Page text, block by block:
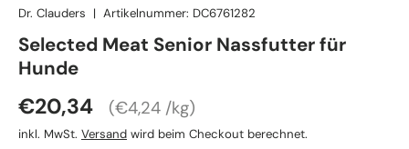
Dr. Clauders | Artikelnummer: DC6761282
Dr. Clauders
Selected Meat Senior Nassfutter für
Hunde
Normaler Preis
€20,34 Grundpreis
€4,24 /kg
inkl. MwSt. Versand wird beim Checkout berechnet.